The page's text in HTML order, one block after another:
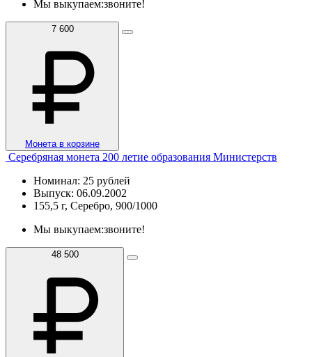
Мы выкупаем:звоните!
7 600
Монета в корзине
Серебряная монета 200 летие образования Министерств
Номинал: 25 рублей
Выпуск: 06.09.2002
155,5 г, Серебро, 900/1000
Мы выкупаем:звоните!
48 500